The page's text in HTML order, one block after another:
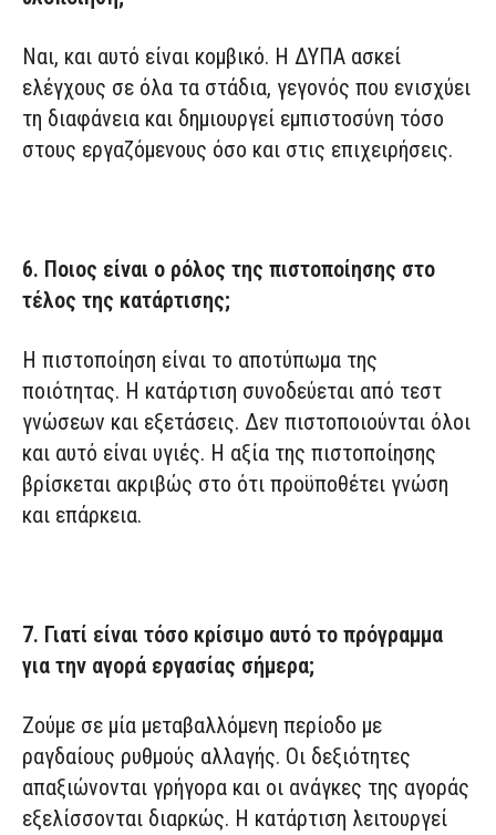
Ναι, και αυτό είναι κομβικό. Η ΔΥΠΑ ασκεί
ελέγχους σε όλα τα στάδια, γεγονός που ενισχύει
τη διαφάνεια και δημιουργεί εμπιστοσύνη τόσο
στους εργαζόμενους όσο και στις επιχειρήσεις.
6. Ποιος είναι ο ρόλος της πιστοποίησης στο
τέλος της κατάρτισης;
Η πιστοποίηση είναι το αποτύπωμα της
ποιότητας. Η κατάρτιση συνοδεύεται από τεστ
γνώσεων και εξετάσεις. Δεν πιστοποιούνται όλοι
και αυτό είναι υγιές. Η αξία της πιστοποίησης
βρίσκεται ακριβώς στο ότι προϋποθέτει γνώση
και επάρκεια.
7. Γιατί είναι τόσο κρίσιμο αυτό το πρόγραμμα
για την αγορά εργασίας σήμερα;
Ζούμε σε μία μεταβαλλόμενη περίοδο με
ραγδαίους ρυθμούς αλλαγής. Οι δεξιότητες
απαξιώνονται γρήγορα και οι ανάγκες της αγοράς
εξελίσσονται διαρκώς. Η κατάρτιση λειτουργεί